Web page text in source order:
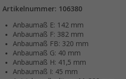
Artikelnummer: 106380
Anbaumaß E: 142 mm
Anbaumaß F: 382 mm
Anbaumaß FB: 320 mm
Anbaumaß G: 40 mm
Anbaumaß H: 41,5 mm
Anbaumaß I: 45 mm